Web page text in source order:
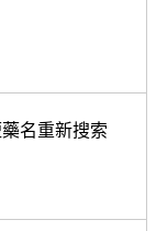
名重新搜索